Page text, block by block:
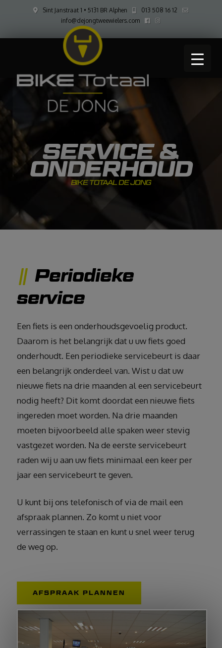
Sint Janstraat 1 • 5131 BR Alphen
013 508 16 12
info@dejongtweewielers.com
SERVICE &
ONDERHOUD
BIKE TOTAAL DE JONG
Periodieke
service
Een fiets is een onderhoudsgevoelig product.
Daarom is het belangrijk dat u uw fiets goed
onderhoudt. Een periodieke servicebeurt is daar
een belangrijk onderdeel van. Wist u dat uw
nieuwe fiets na drie maanden al een servicebeurt
nodig heeft? Dit komt doordat een nieuwe fiets
ingereden moet worden. Na drie maanden
moeten bijvoorbeeld alle spaken weer stevig
vastgezet worden. Na de eerste servicebeurt
raden wij u aan uw fiets minimaal een keer per
jaar een servicebeurt te geven.
U kunt bij ons telefonisch of via de mail een
afspraak plannen. Zo komt u niet voor
verrassingen te staan en kunt u snel weer terug
de weg op.
AFSPRAAK PLANNEN